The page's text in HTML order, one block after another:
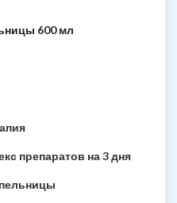
600 мл
препаратов на 3 дня